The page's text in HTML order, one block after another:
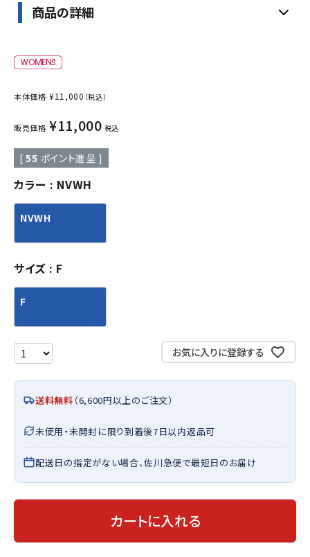
商品の詳細
本体価格 ¥11,000 （税込）
販売価格 ¥11,000 税込
[ 55 ポイント進呈 ]
カラー NVWH
NVWH
サイズ F
F
お気に入りに登録する
送料無料 （6,600円以上のご注文）
未使用・未開封に限り到着後7日以内返品可
配送日の指定がない場合、佐川急便で最短日のお届け
カートに入れる